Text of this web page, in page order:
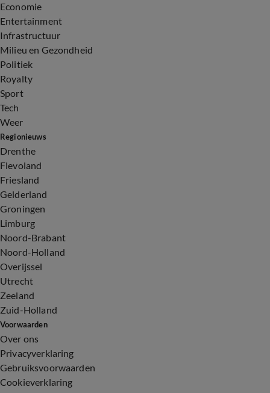
Economie
Entertainment
Infrastructuur
Milieu en Gezondheid
Politiek
Royalty
Sport
Tech
Weer
Regionieuws
Drenthe
Flevoland
Friesland
Gelderland
Groningen
Limburg
Noord-Brabant
Noord-Holland
Overijssel
Utrecht
Zeeland
Zuid-Holland
Voorwaarden
Over ons
Privacyverklaring
Gebruiksvoorwaarden
Cookieverklaring